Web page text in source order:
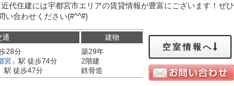
代住建には宇都宮市エリアの賃貸情報が豊富にございます！ぜひ
い合わせください(#^^#)
通 建物
28分
宮 」駅 徒歩74分
」駅 徒歩47分
築29年
2階建
鉄骨造
空室情報へ